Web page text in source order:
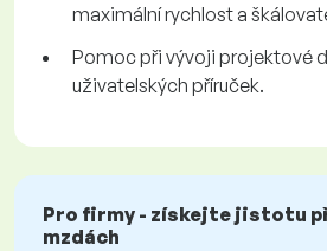
maximální rychlost a
Pomoc při vývoji projektové
uživatelských příruček.
Pro firmy - získejte jistotu
mzdách